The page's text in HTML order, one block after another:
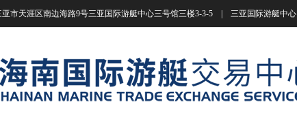
亚市天涯区南边海路9号三亚国际游艇中心三号馆三楼3-3-5 | 三亚国际游艇中